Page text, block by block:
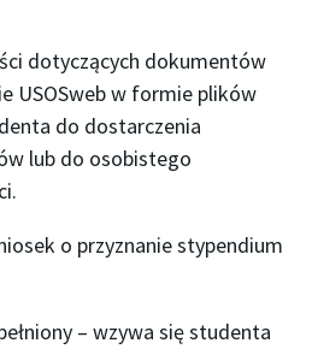
dotyczących dokumentów
USOSweb w formie plików
do dostarczenia
lub do osobistego
o przyznanie stypendium
– wzywa się studenta